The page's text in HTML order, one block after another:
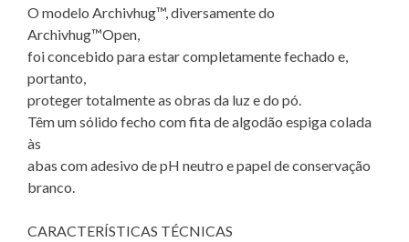
O modelo Archivhug™, diversamente do
Archivhug™Open,
foi concebido para estar completamente fechado e,
portanto,
proteger totalmente as obras da luz e do pó.
Têm um sólido fecho com fita de algodão espiga colada
às
abas com adesivo de pH neutro e papel de conservação
branco.
CARACTERÍSTICAS TÉCNICAS